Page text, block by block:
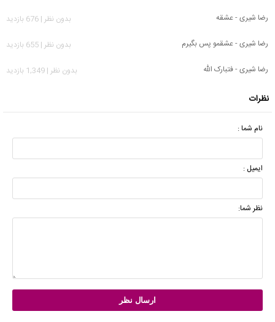
رضا شیری - عشقه
بدون نظر | 676 بازدید
رضا شیری - عشقمو پس بگیرم
بدون نظر | 655 بازدید
رضا شیری - فتبارک الله
بدون نظر | 1,349 بازدید
نظرات
نام شما :
ایمیل :
نظر شما: